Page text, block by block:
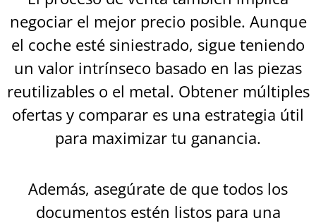
negociar el mejor precio posible. Aunque
el coche esté siniestrado, sigue teniendo
un valor intrínseco basado en las piezas
reutilizables o el metal. Obtener múltiples
ofertas y comparar es una estrategia útil
para maximizar tu ganancia.
Además, asegúrate de que todos los
documentos estén listos para una